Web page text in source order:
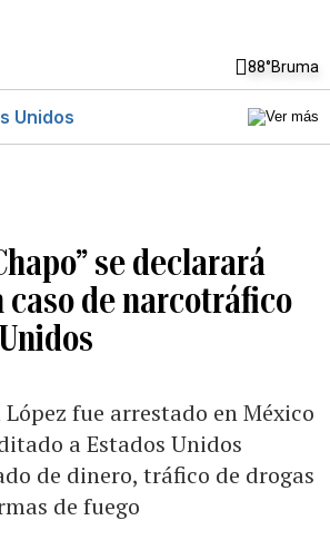
88°Bruma
Unidos
se declarará
caso de narcotráfico
fue arrestado en México
a Estados Unidos
de dinero, tráfico de drogas
de fuego